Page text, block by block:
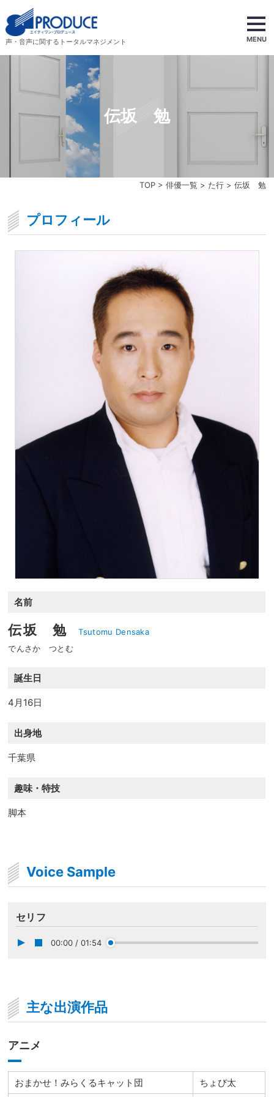
声・音声に関するトータルマネジメント MENU
TOP> 俳優一覧 > た行> 伝坂 勉
伝坂 勉
プロフィール
名前
伝坂 勉
Tsutomu Densaka
でんさか つとむ
誕生日
4月16日
出身地
千葉県
趣味・特技
脚本
Voice Sample
セリフ
00:00 / 01:54
主な出演作品
アニメ
おまかせ！みらくるキャット団 ちょび太